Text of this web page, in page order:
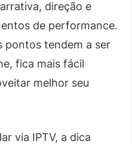
direção e
de performance.
pontos tendem a ser
fica mais fácil
melhor seu
via IPTV, a dica